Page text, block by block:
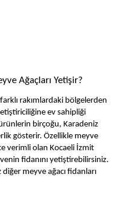
Ağaçları Yetişir?
rakımlardaki bölgelerden
ev sahipliği
birçoğu, Karadeniz
gösterir. Özellikle meyve
verimli olan Kocaeli İzmit
fidanını yetiştirebilirsiniz.
meyve ağacı fidanları